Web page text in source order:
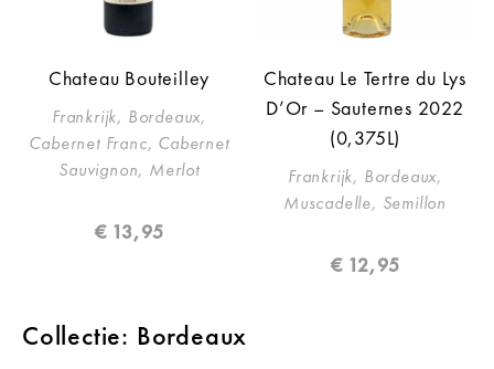
Collectie: Bordeaux
Chateau Bouteilley
Frankrijk, Bordeaux,
Cabernet Franc, Cabernet
Sauvignon, Merlot
€13,95
Chateau Le Tertre du Lys
D’Or – Sauternes 2022
(0,375L)
Frankrijk, Bordeaux,
Muscadelle, Semillon
€12,95